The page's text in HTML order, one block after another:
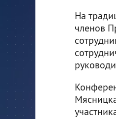
На
членов